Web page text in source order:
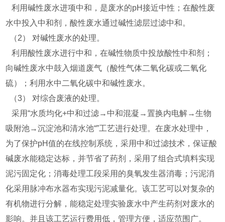
利用碱性废水进项中和，是废水的pH接近中性；在酸性废
水中投入中和剂，酸性废水通过碱性滤层过滤中和。
（2） 对碱性废水的处理。
利用酸性废水进行中和，在碱性物质中投放酸性中和剂；
向碱性废水中鼓入烟道废气（酸性气体二氧化碳或二氧化
硫）；利用水中二氧化碳中和碱性废水。
（3） 对综合废液的处理。
采用“水质均化+中和过滤→中和混凝→置换内电解→生物
吸附池→沉淀池和清水池“”工艺进行处理。在废水处理中，
为了保护pH值的在线控制系统，采用中和过滤技术，保证酸
碱废水能稳定达标，并节省了药剂，采用了组合式填料实现
泥污固定化；消毒处理工段采用的臭氧发生器消毒；污泥消
化采用脉冲布水器布实现污泥减量化。该工艺可以对复杂的
有机物进行分解，能稳定处理实验废水中产生药剂对废水的
影响。并且该工艺运行费用低，管理方便，适应范围广。